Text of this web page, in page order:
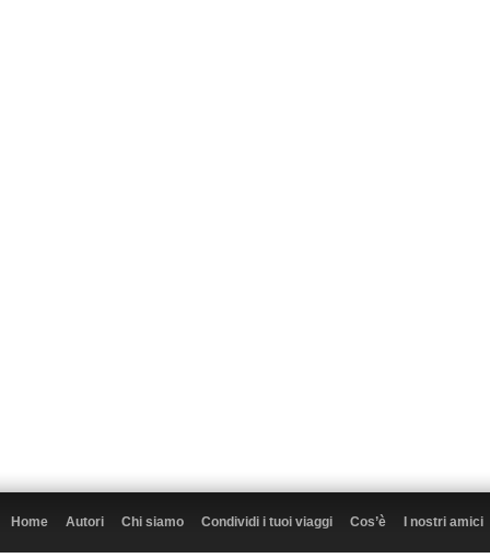
Home Autori Chi siamo Condividi i tuoi viaggi Cos’è I nostri amici